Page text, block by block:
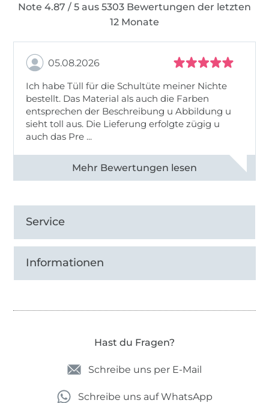
Note 4.87 / 5 aus 5303 Bewertungen der letzten
12 Monate
05.08.2026
Ich habe Tüll für die Schultüte meiner Nichte
bestellt. Das Material als auch die Farben
entsprechen der Beschreibung u Abbildung u
sieht toll aus. Die Lieferung erfolgte zügig u
auch das Pre ...
Alle 82950 Bewertungen ansehen
Service
Informationen
Hast du Fragen?
Schreibe uns per E-Mail
Schreibe uns auf WhatsApp